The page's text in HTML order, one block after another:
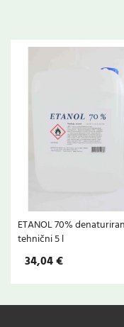
ETANOL 70%
tehnični 5 l
34,04 €